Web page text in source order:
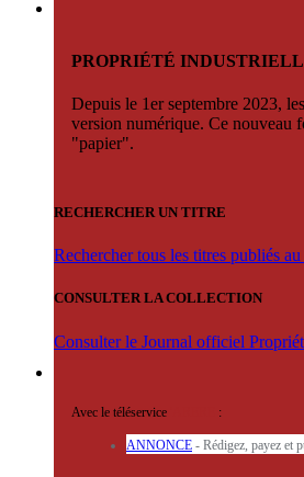
PROPRIÉTÉ
Depuis le 1er septembre 2023,
version numérique. Ce nouveau
"papier".
RECHERCHER UN TITRE
Rechercher tous les titres publiés
CONSULTER LA COLLECTION
Consulter le Journal officiel
Avec le téléservice :
ANNONCE - Rédigez, payez et